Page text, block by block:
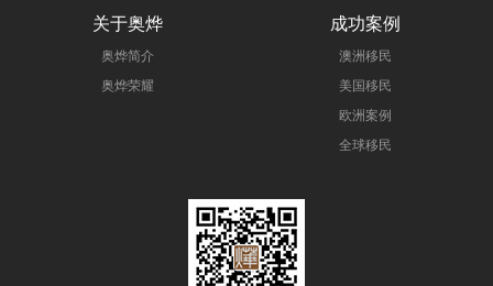
关于奥烨
奥烨简介
奥烨荣耀
成功案例
澳洲移民
美国移民
欧洲案例
全球移民